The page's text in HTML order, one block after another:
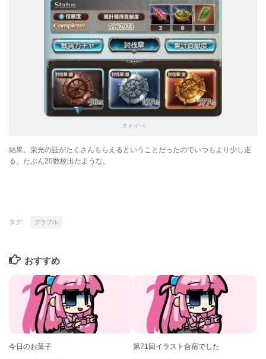
ストイベ
結果。栄光の証がたくさんもらえるということだったのでいつもより少し走
る。たぶん20数枚出たような。
タグ: グラブル
おすすめ
今日のお菓子 第71回イラスト合宿でした